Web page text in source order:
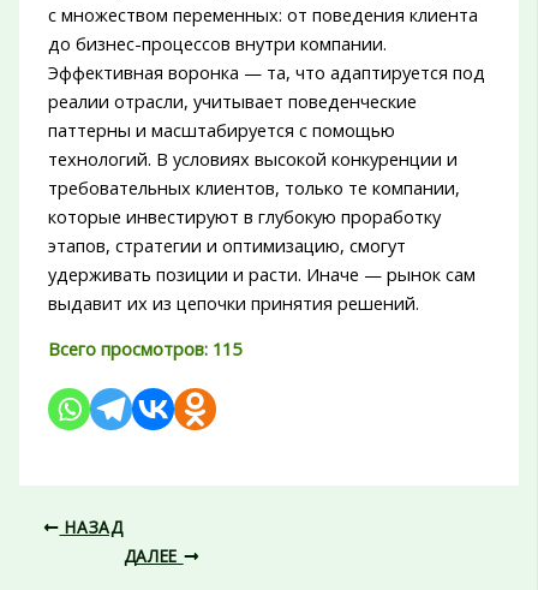
с множеством переменных: от поведения клиента
до бизнес-процессов внутри компании.
Эффективная воронка — та, что адаптируется под
реалии отрасли, учитывает поведенческие
паттерны и масштабируется с помощью
технологий. В условиях высокой конкуренции и
требовательных клиентов, только те компании,
которые инвестируют в глубокую проработку
этапов, стратегии и оптимизацию, смогут
удерживать позиции и расти. Иначе — рынок сам
выдавит их из цепочки принятия решений.
Всего просмотров: 115
НАЗАД
ДАЛЕЕ